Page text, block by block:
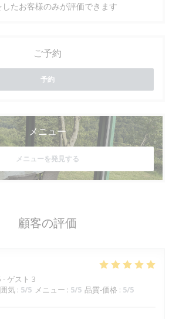
顧客の評価
- ゲスト 3
気 : 5/5 メニュー : 5/5 品質-価格 : 5/5
たお客様のみが評価できます
ご予約
予約
メニュー
メニューを発見する